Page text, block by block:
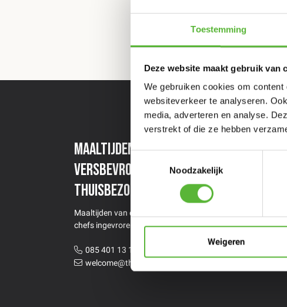
Toestemming
Deze website maakt gebruik van
We gebruiken cookies om
websiteverkeer te analyseren.
media, adverteren en analyse.
verstrekt of die ze hebben
Noodzakelijk
Weigeren
Maaltijden van topchefs
versbevroren
thuisbezorgd
Maaltijden van de beste restaurants &
chefs ingevroren thuisbezorgd
085 401 13 12
welcome@thecoolmarket.nl